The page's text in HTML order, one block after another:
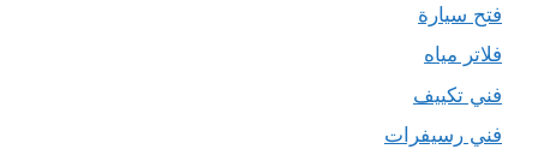
فتح سيارة
فلاتر مياه
فني تكييف
فني رسيفرات